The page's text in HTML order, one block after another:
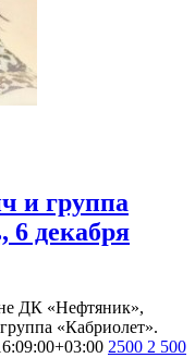
и группа
декабря
ДК «Нефтяник»,
«Кабриолет».
2500 2 500